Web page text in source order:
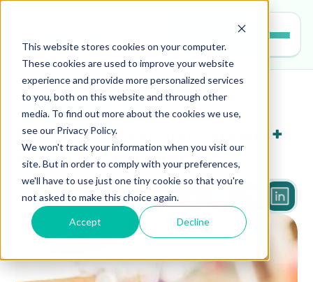
This website stores cookies on your computer.
These cookies are used to improve your website
experience and provide more personalized services
to you, both on this website and through other
media. To find out more about the cookies we use,
see our Privacy Policy.
We won't track your information when you visit our
site. But in order to comply with your preferences,
we'll have to use just one tiny cookie so that you're
not asked to make this choice again.
Accept Decline
gestao-escolar
Reprovação escolar: causas +
6 soluções eficientes
3 min